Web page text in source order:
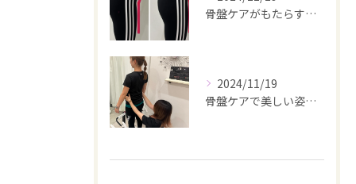
骨盤ケアがもたらす美と健康
2024/11/19
骨盤ケアで美しい姿勢を手に入れる